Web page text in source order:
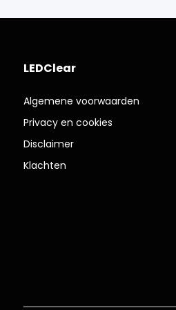
LEDClear
Algemene voorwaarden
Privacy en cookies
Disclaimer
Klachten